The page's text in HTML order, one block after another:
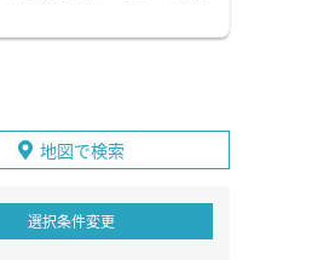
地図で検索
選択条件変更